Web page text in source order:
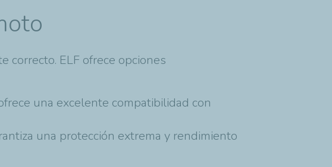
correcto. ELF ofrece opciones
una excelente compatibilidad con
una protección extrema y rendimiento